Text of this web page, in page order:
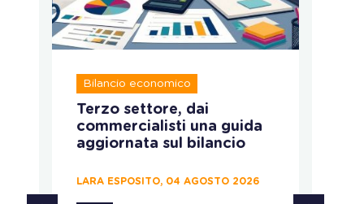
Bilancio economico
Terzo settore, dai
commercialisti una guida
aggiornata sul bilancio
LARA ESPOSITO, 04 AGOSTO 2026